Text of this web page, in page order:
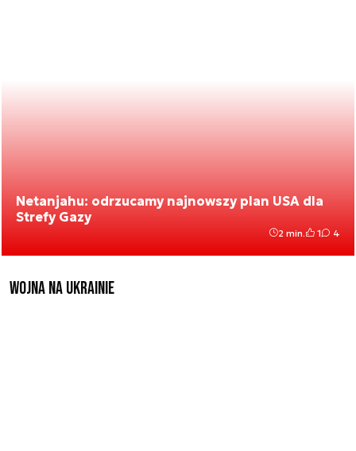
Netanjahu: odrzucamy najnowszy plan USA dla
Strefy Gazy
2 min. 1 4
Wojna na Ukrainie